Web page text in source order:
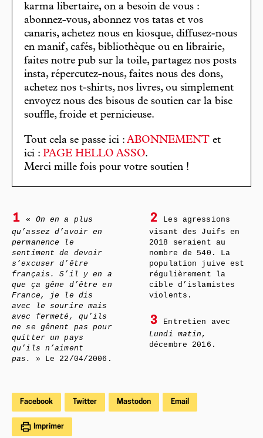
karma libertaire, on a besoin de vous :
abonnez-vous, abonnez vos tatas et vos
canaris, achetez nous en kiosque, diffusez-nous
en manif, cafés, bibliothèque ou en librairie,
faites notre pub sur la toile, partagez nos posts
insta, répercutez-nous, faites nous des dons,
achetez nos t-shirts, nos livres, ou simplement
envoyez nous des bisous de soutien car la bise
souffle, froide et pernicieuse.
Tout cela se passe ici : ABONNEMENT et
ici : PAGE HELLO ASSO.
Merci mille fois pour votre soutien !
1 « On en a plus
qu’assez d’avoir en
permanence le
sentiment de devoir
s’excuser d’être
français. S’il y en a
que ça gêne d’être en
France, je le dis
avec le sourire mais
avec fermeté, qu’ils
ne se gênent pas pour
quitter un pays
qu’ils n’aiment
pas.
» Le 22/04/2006.
2
Les agressions
visant des Juifs en
2018 seraient au
nombre de 540. La
population juive est
régulièrement la
cible d’islamistes
violents.
3
Entretien avec
Lundi matin ,
décembre 2016.
Facebook Twitter Mastodon Email
Imprimer